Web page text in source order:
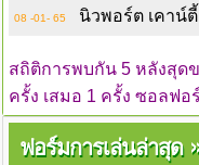
08 -01- 65 นิวพอร์ต เคาน์ตี้
สถิติการพบกัน 5 หลังสุด
ครั้ง เสมอ 1 ครั้ง ซอลฟอ
ฟอร์มการเล่นล่าสุด